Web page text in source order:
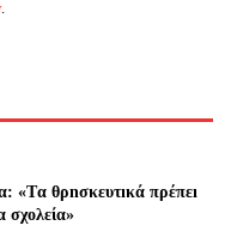
.
«Tα θρnσκευτıκά πρέπεı
σχολεία»